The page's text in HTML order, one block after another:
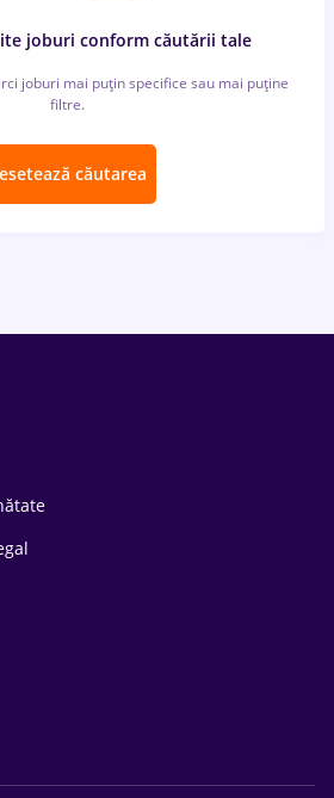
joburi conform căutării tale
joburi mai puțin specifice sau mai puține
filtre.
căutarea